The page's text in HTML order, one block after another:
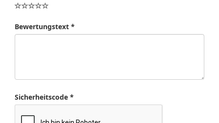
Bewertungstext *
Sicherheitscode *